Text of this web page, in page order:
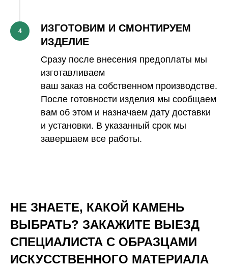
4
ИЗГОТОВИМ И СМОНТИРУЕМ
ИЗДЕЛИЕ
Сразу после внесения предоплаты мы
изготавливаем
ваш заказ на собственном производстве.
После готовности изделия мы сообщаем
вам об этом и назначаем дату доставки
и установки. В указанный срок мы
завершаем все работы.
НЕ ЗНАЕТЕ, КАКОЙ КАМЕНЬ
ВЫБРАТЬ? ЗАКАЖИТЕ ВЫЕЗД
СПЕЦИАЛИСТА С ОБРАЗЦАМИ
ИСКУССТВЕННОГО МАТЕРИАЛА